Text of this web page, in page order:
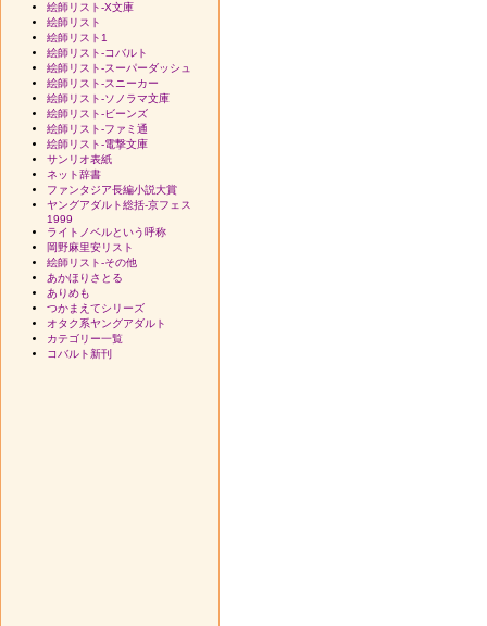
絵師リスト-X文庫
絵師リスト
絵師リスト1
絵師リスト-コバルト
絵師リスト-スーパーダッシュ
絵師リスト-スニーカー
絵師リスト-ソノラマ文庫
絵師リスト-ビーンズ
絵師リスト-ファミ通
絵師リスト-電撃文庫
サンリオ表紙
ネット辞書
ファンタジア長編小説大賞
ヤングアダルト総括-京フェス
1999
ライトノベルという呼称
岡野麻里安リスト
絵師リスト-その他
あかほりさとる
ありめも
つかまえてシリーズ
オタク系ヤングアダルト
カテゴリー一覧
コバルト新刊